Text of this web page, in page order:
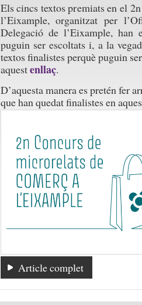
Els cincs textos premiats en el
l’Eixample, organitzat per
Delegació de l’Eixample,
puguin ser escoltats i, a la
textos finalistes perquè puguin
aquestenllaç.
D’aquesta manera es pretén fer
que han quedat finalistes en
Article complet